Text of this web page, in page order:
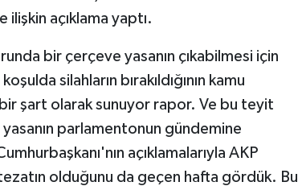
ilişkin açıklama yaptı.
bir çerçeve yasanın çıkabilmesi için
silahların bırakıldığının kamu
şart olarak sunuyor rapor. Ve bu teyit
parlamentonun gündemine
açıklamalarıyla AKP
olduğunu da geçen hafta gördük. Bu